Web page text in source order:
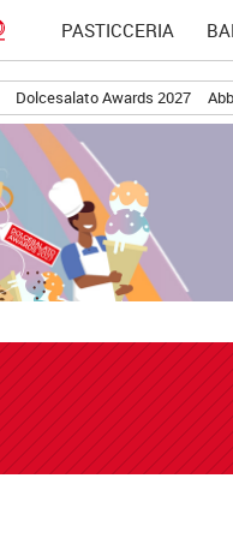
PASTICCERIA
Dolcesalato Awards 2027